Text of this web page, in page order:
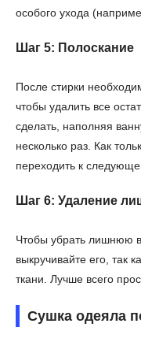
особого ухода
Шаг 5: Полоскание
После стирки
чтобы удалить все
сделать, наполняя
несколько раз. Как
переходить к
Шаг 6: Удаление
Чтобы убрать лишнюю
выкручивайте его, так
ткани. Лучше всего
Сушка одеяла